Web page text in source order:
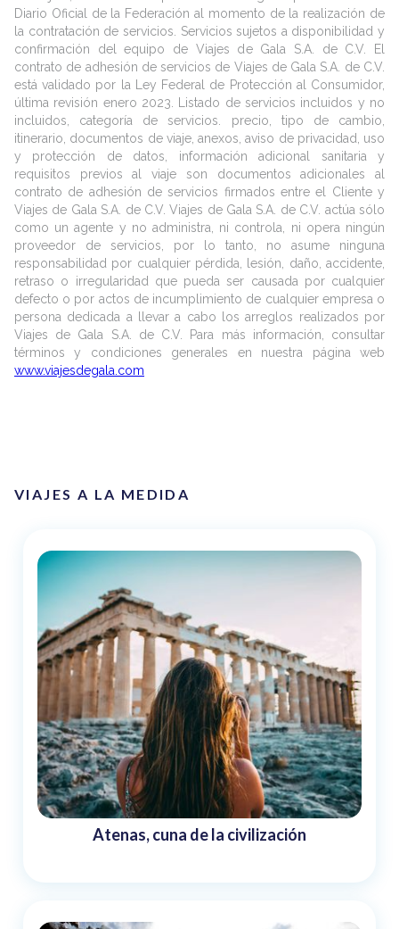
Diario Oficial de la Federación al momento de la realización de
la contratación de servicios. Servicios sujetos a disponibilidad y
confirmación del equipo de Viajes de Gala S.A. de C.V. El
contrato de adhesión de servicios de Viajes de Gala S.A. de C.V.
está validado por la Ley Federal de Protección al Consumidor,
última revisión enero 2023. Listado de servicios incluidos y no
incluidos, categoría de servicios. precio, tipo de cambio,
itinerario, documentos de viaje, anexos, aviso de privacidad, uso
y protección de datos, información adicional sanitaria y
requisitos previos al viaje son documentos adicionales al
contrato de adhesión de servicios firmados entre el Cliente y
Viajes de Gala S.A. de C.V. Viajes de Gala S.A. de C.V. actúa sólo
como un agente y no administra, ni controla, ni opera ningún
proveedor de servicios, por lo tanto, no asume ninguna
responsabilidad por cualquier pérdida, lesión, daño, accidente,
retraso o irregularidad que pueda ser causada por cualquier
defecto o por actos de incumplimiento de cualquier empresa o
persona dedicada a llevar a cabo los arreglos realizados por
Viajes de Gala S.A. de C.V. Para más información, consultar
términos y condiciones generales en nuestra página web
www.viajesdegala.com
VIAJES A LA MEDIDA
Atenas, cuna de la civilización